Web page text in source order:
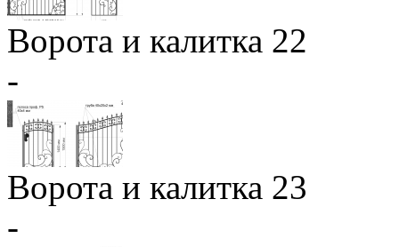
Ворота и калитка 22
-
Ворота и калитка 23
-